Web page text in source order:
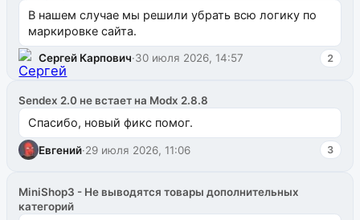
В нашем случае мы решили убрать всю логику по
маркировке сайта.
Сергей Карпович·30 июля 2026, 14:57 2
Sendex 2.0 не встает на Modx 2.8.8
Спасибо, новый фикс помог.
Евгений·29 июля 2026, 11:06 3
MiniShop3 - Не выводятся товары дополнительных
категорий